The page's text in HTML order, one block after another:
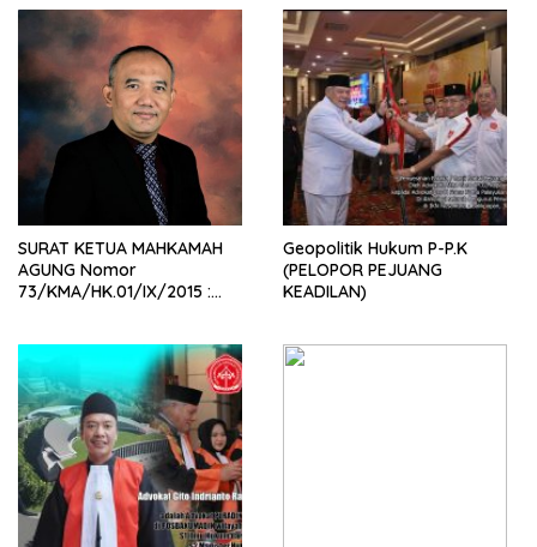
SURAT KETUA MAHKAMAH
AGUNG Nomor
73/KMA/HK.01/IX/2015 :
dan Perwujudan Upaya
Memperoleh Akses Keadilan
Geopolitik Hukum P-P.K
(PELOPOR PEJUANG
KEADILAN)